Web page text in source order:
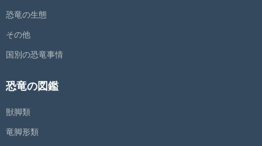
恐竜の生態
その他
国別の恐竜事情
恐竜の図鑑
獣脚類
竜脚形類